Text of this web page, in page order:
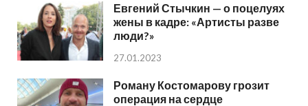
Евгений Стычкин — о поцелуях
жены в кадре: «Артисты разве
люди?»
27.01.2023
Роману Костомарову грозит
операция на сердце